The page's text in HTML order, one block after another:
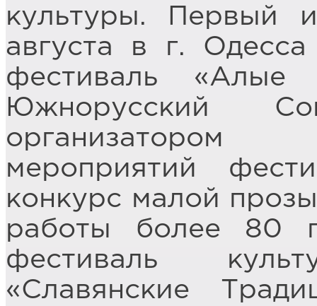
культуры. Первый
августа в г.
фестиваль
Южнорусский
организатором
мероприятий
конкурс малой
работы более 80
фестиваль
«Славянские